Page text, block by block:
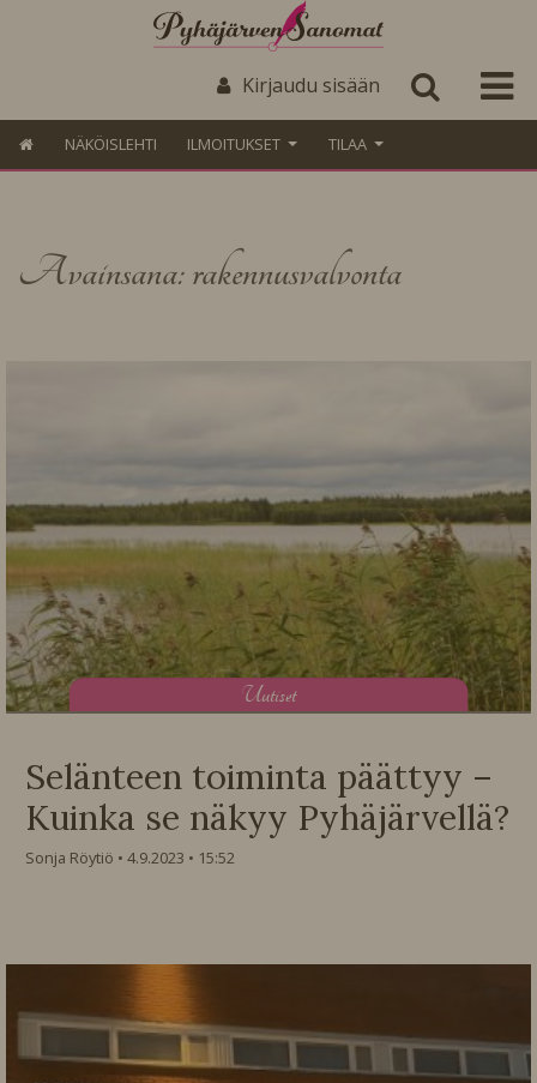
Kirjaudu sisään
NÄKÖISLEHTI ILMOITUKSET TILAA
Avainsana: rakennusvalvonta
Uutiset
Selänteen toiminta päättyy –
Kuinka se näkyy Pyhäjärvellä?
Sonja Röytiö 4.9.2023 15:52